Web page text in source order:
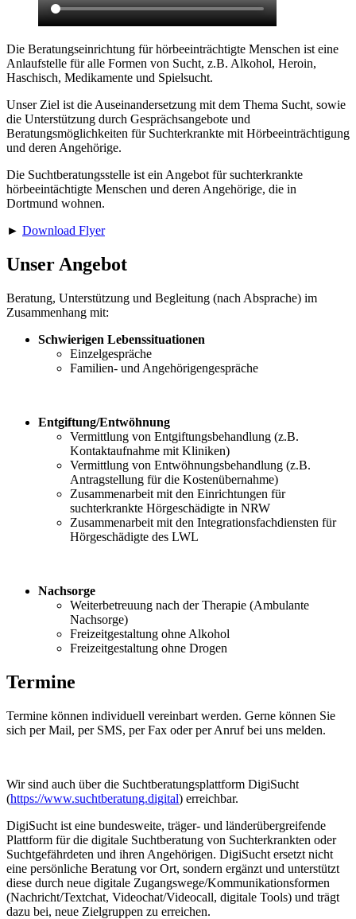
Die Beratungseinrichtung für hörbeeinträchtigte Menschen ist eine
Anlaufstelle für alle Formen von Sucht, z.B. Alkohol, Heroin,
Haschisch, Medikamente und Spielsucht.
Unser Ziel ist die Auseinandersetzung mit dem Thema Sucht, sowie
die Unterstützung durch Gesprächsangebote und
Beratungsmöglichkeiten für Suchterkrankte mit Hörbeeinträchtigung
und deren Angehörige.
Die Suchtberatungsstelle ist ein Angebot für suchterkrankte
hörbeeintächtigte Menschen und deren Angehörige, die in
Dortmund wohnen.
► Download Flyer
Unser Angebot
Beratung, Unterstützung und Begleitung (nach Absprache) im
Zusammenhang mit:
Schwierigen Lebenssituationen
Einzelgespräche
Familien- und Angehörigengespräche
Entgiftung/Entwöhnung
Vermittlung von Entgiftungsbehandlung (z.B.
Kontaktaufnahme mit Kliniken)
Vermittlung von Entwöhnungsbehandlung (z.B.
Antragstellung für die Kostenübernahme)
Zusammenarbeit mit den Einrichtungen für
suchterkrankte Hörgeschädigte in NRW
Zusammenarbeit mit den Integrationsfachdiensten für
Hörgeschädigte des LWL
Nachsorge
Weiterbetreuung nach der Therapie (Ambulante
Nachsorge)
Freizeitgestaltung ohne Alkohol
Freizeitgestaltung ohne Drogen
Termine
Termine können individuell vereinbart werden. Gerne können Sie
sich per Mail, per SMS, per Fax oder per Anruf bei uns melden.
Wir sind auch über die Suchtberatungsplattform DigiSucht
(https://www.suchtberatung.digital) erreichbar.
DigiSucht ist eine bundesweite, träger- und länderübergreifende
Plattform für die digitale Suchtberatung von Suchterkrankten oder
Suchtgefährdeten und ihren Angehörigen. DigiSucht ersetzt nicht
eine persönliche Beratung vor Ort, sondern ergänzt und unterstützt
diese durch neue digitale Zugangswege/Kommunikationsformen
(Nachricht/Textchat, Videochat/Videocall, digitale Tools) und trägt
dazu bei, neue Zielgruppen zu erreichen.